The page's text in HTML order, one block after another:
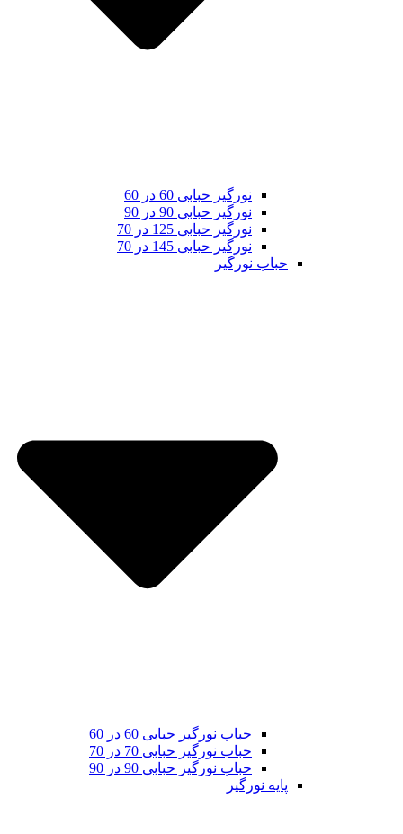
نورگیر حبابی 60 در 60
نورگیر حبابی 90 در 90
نورگیر حبابی 125 در 70
نورگیر حبابی 145 در 70
حباب نورگیر
حباب نورگیر حبابی 60 در 60
حباب نورگیر حبابی 70 در 70
حباب نورگیر حبابی 90 در 90
پایه نورگیر